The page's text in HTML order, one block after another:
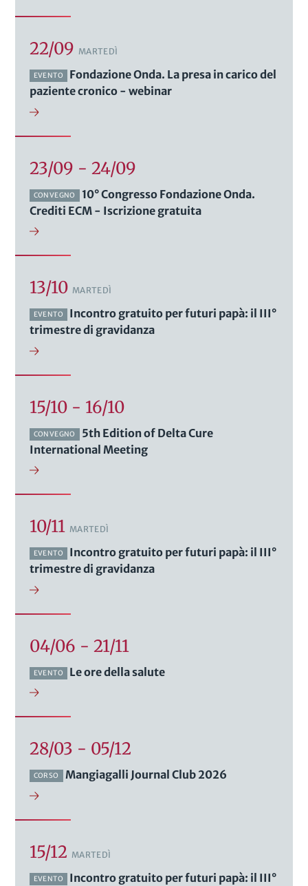
22/09 MARTEDÌ
EVENTO
Fondazione Onda. La presa in carico del
paziente cronico - webinar
23/09 - 24/09
CONVEGNO
10° Congresso Fondazione Onda.
Crediti ECM - Iscrizione gratuita
13/10 MARTEDÌ
EVENTO
Incontro gratuito per futuri papà: il III°
trimestre di gravidanza
15/10 - 16/10
CONVEGNO
5th Edition of Delta Cure
International Meeting
10/11 MARTEDÌ
EVENTO
Incontro gratuito per futuri papà: il III°
trimestre di gravidanza
04/06 - 21/11
EVENTO Le ore della salute
28/03 - 05/12
CORSO Mangiagalli Journal Club 2026
15/12 MARTEDÌ
EVENTO
Incontro gratuito per futuri papà: il III°